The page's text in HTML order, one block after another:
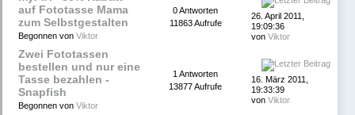
auf Fototasse Mama
zum Selbstgestalten
Begonnen von Viktor
0 Antworten
11863 Aufrufe
26. April 2011,
19:09:36
von Viktor
Zwei Fototassen
bestellen und nur eine
Tasse bezahlen -
Snapfish
Begonnen von Viktor
1 Antworten
13877 Aufrufe
16. März 2011,
19:33:39
von Viktor